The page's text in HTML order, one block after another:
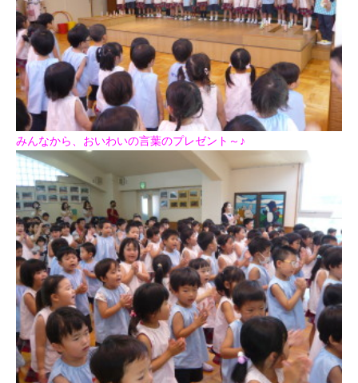
みんなから、おいわいの言葉のプレゼント～♪